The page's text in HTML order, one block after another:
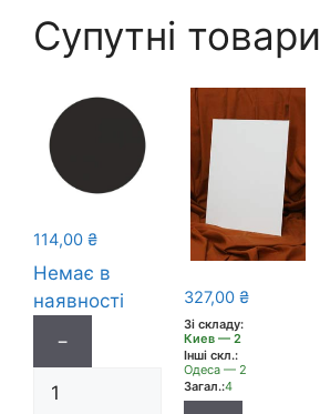
Супутні товари
114,00 ₴
Немає в
наявності
−
327,00 ₴
Зі складу:
Киев — 2
Інші скл.:
Одеса — 2
Загал.:4